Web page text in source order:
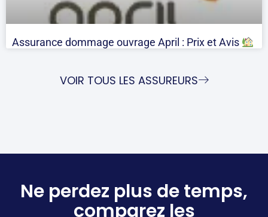
Assurance dommage ouvrage April : Prix et Avis
VOIR TOUS LES ASSUREURS
Ne perdez plus de temps,
comparez les